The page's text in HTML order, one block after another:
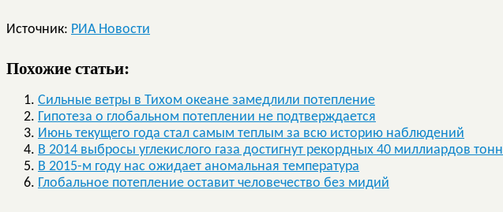
Источник: РИА Новости
Похожие статьи:
Сильные ветры в Тихом океане замедлили потепление
Гипотеза о глобальном потеплении не подтверждается
Июнь текущего года стал самым теплым за всю историю наблюдений
В 2014 выбросы углекислого газа достигнут рекордных 40 миллиардов тонн
В 2015-м году нас ожидает аномальная температура
Глобальное потепление оставит человечество без мидий